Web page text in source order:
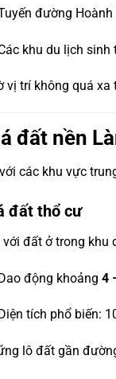
đường
khu du lịch
vị trí không quá
đất nền
các khu vực
đất thổ cư
đất ở trong khu
động khoảng 4
Diện tích phổ biến:
lô đất gần